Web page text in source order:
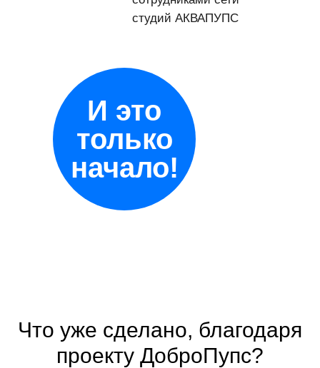
студий АКВАПУПС
И это
только
начало!
Что уже сделано, благодаря
проекту ДоброПупс?